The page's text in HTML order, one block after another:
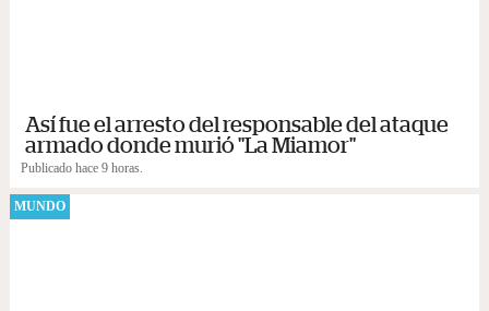
Así fue el arresto del responsable del ataque
armado donde murió "La Miamor"
Publicado hace 9 horas.
MUNDO